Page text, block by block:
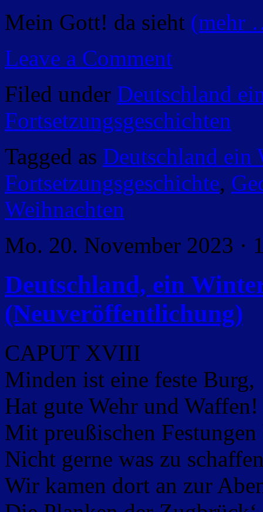
Mein Gott! da sieht (mehr
Leave a Comment
Filed under Deutschland
Fortsetzungsgeschichten
Tagged as Deutschland ein
Fortsetzungsgeschichte,
Weihnachten
Mo. 20. November 2023 ·
Deutschland, ein
(Neuveröffentlichung)
CAPUT XVIII
Minden ist eine feste Burg,
Hat gute Wehr und Waffen!
Mit preußischen
Nicht gerne was zu
Wir kamen dort an zur